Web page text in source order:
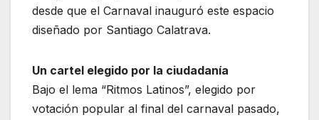
desde que el Carnaval inauguró este espacio
diseñado por Santiago Calatrava.
Un cartel elegido por la ciudadanía
Bajo el lema “Ritmos Latinos”, elegido por
votación popular al final del carnaval pasado,